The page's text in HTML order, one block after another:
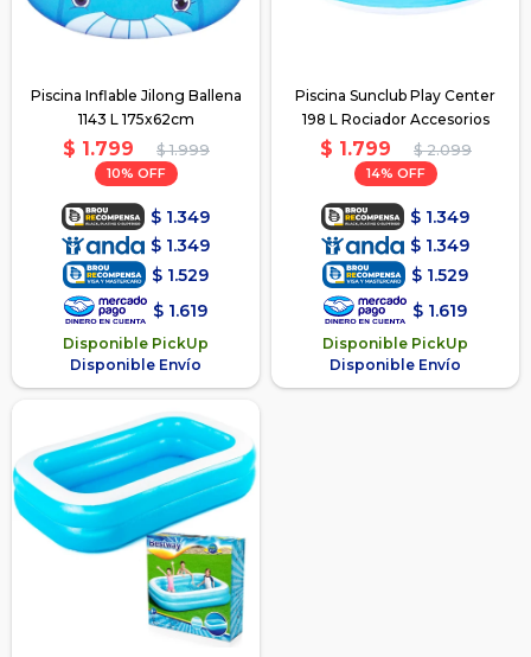
Piscina Inflable Jilong Ballena
1143 L 175x62cm
$ 1.799 $ 1.999
10
$ 1.349
$ 1.349
$ 1.529
$ 1.619
Disponible PickUp
Disponible Envío
Piscina Sunclub Play Center
198 L Rociador Accesorios
$ 1.799 $ 2.099
14
$ 1.349
$ 1.349
$ 1.529
$ 1.619
Disponible PickUp
Disponible Envío